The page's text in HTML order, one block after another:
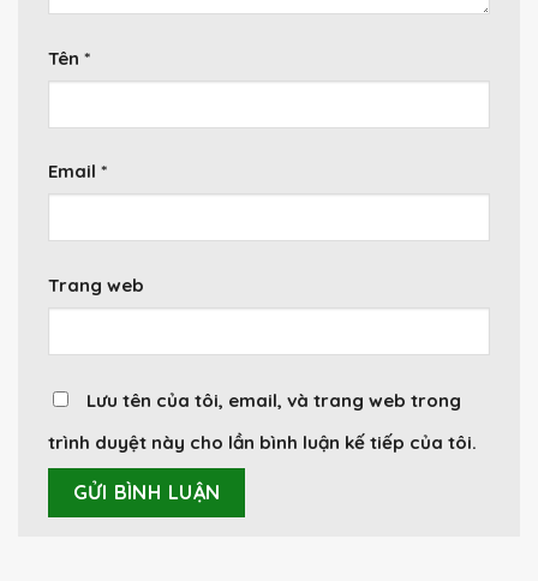
Tên *
Email *
Trang web
Lưu tên của tôi, email, và trang web trong
trình duyệt này cho lần bình luận kế tiếp của tôi.